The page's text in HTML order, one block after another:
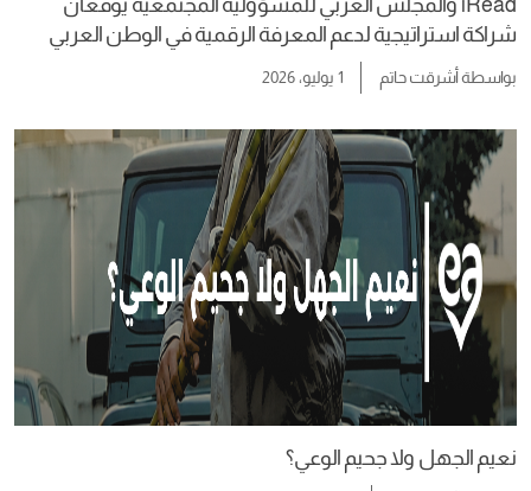
شراكة استراتيجية لدعم المعرفة الرقمية في الوطن العربي
بواسطةأشرقت حاتم 1 يوليو، 2026
نعيم الجهل ولا جحيم الوعي؟